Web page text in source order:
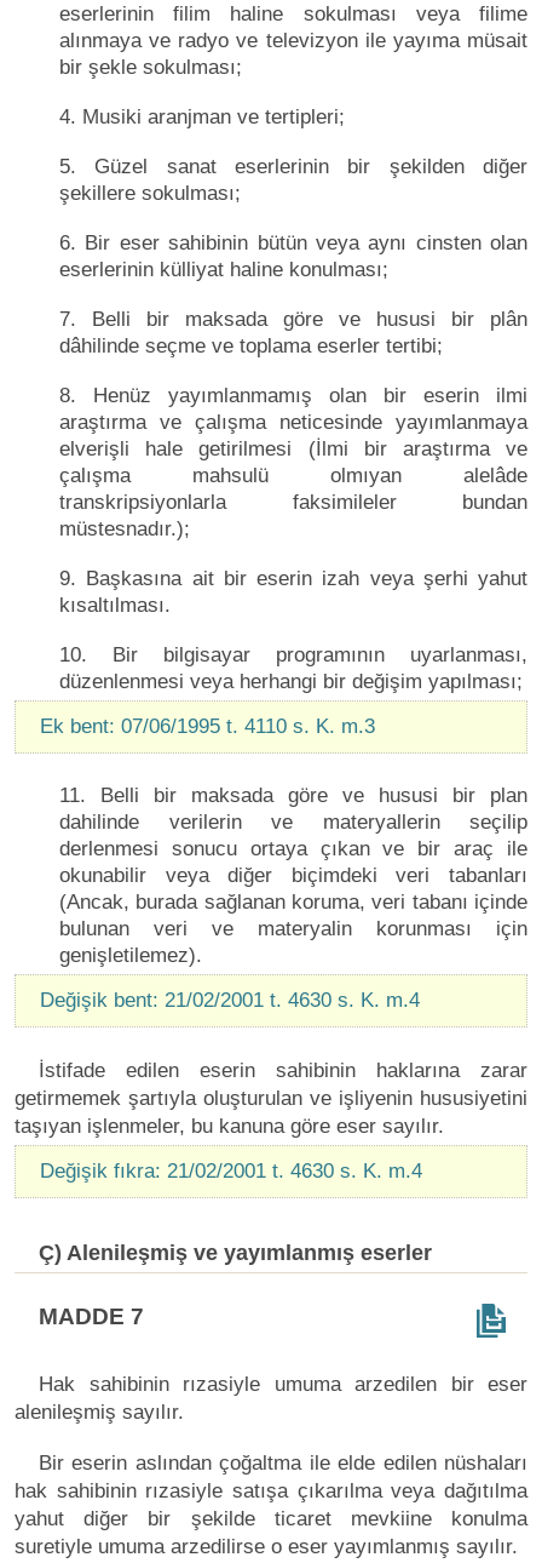
eserlerinin filim haline sokulması veya filime
alınmaya ve radyo ve televizyon ile yayıma müsait
bir şekle sokulması;
4. Musiki aranjman ve tertipleri;
5. Güzel sanat eserlerinin bir şekilden diğer
şekillere sokulması;
6. Bir eser sahibinin bütün veya aynı cinsten olan
eserlerinin külliyat haline konulması;
7. Belli bir maksada göre ve hususi bir plân
dâhilinde seçme ve toplama eserler tertibi;
8. Henüz yayımlanmamış olan bir eserin ilmi
araştırma ve çalışma neticesinde yayımlanmaya
elverişli hale getirilmesi (İlmi bir araştırma ve
çalışma mahsulü olmıyan alelâde
transkripsiyonlarla faksimileler bundan
müstesnadır.);
9. Başkasına ait bir eserin izah veya şerhi yahut
kısaltılması.
10. Bir bilgisayar programının uyarlanması,
düzenlenmesi veya herhangi bir değişim yapılması;
Ek bent: 07/06/1995 t. 4110 s. K. m.3
11. Belli bir maksada göre ve hususi bir plan
dahilinde verilerin ve materyallerin seçilip
derlenmesi sonucu ortaya çıkan ve bir araç ile
okunabilir veya diğer biçimdeki veri tabanları
(Ancak, burada sağlanan koruma, veri tabanı içinde
bulunan veri ve materyalin korunması için
genişletilemez).
Değişik bent: 21/02/2001 t. 4630 s. K. m.4
İstifade edilen eserin sahibinin haklarına zarar
getirmemek şartıyla oluşturulan ve işliyenin hususiyetini
taşıyan işlenmeler, bu kanuna göre eser sayılır.
Değişik fıkra: 21/02/2001 t. 4630 s. K. m.4
Ç) Alenileşmiş ve yayımlanmış eserler
MADDE 7
Hak sahibinin rızasiyle umuma arzedilen bir eser
alenileşmiş sayılır.
Bir eserin aslından çoğaltma ile elde edilen nüshaları
hak sahibinin rızasiyle satışa çıkarılma veya dağıtılma
yahut diğer bir şekilde ticaret mevkiine konulma
suretiyle umuma arzedilirse o eser yayımlanmış sayılır.